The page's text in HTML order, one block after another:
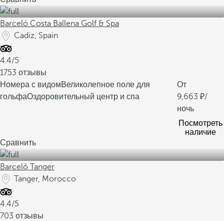
Barceló Costa Ballena Golf & Spa
Cadiz, Spain
4.4/5
1753 отзывы
Номера с видомВеликолепное поле для
гольфаОздоровительный центр и спа
От
9,663
/
ночь
Посмотреть
наличие
Сравнить
Barceló Tanger
Tanger, Morocco
4.4/5
703 отзывы